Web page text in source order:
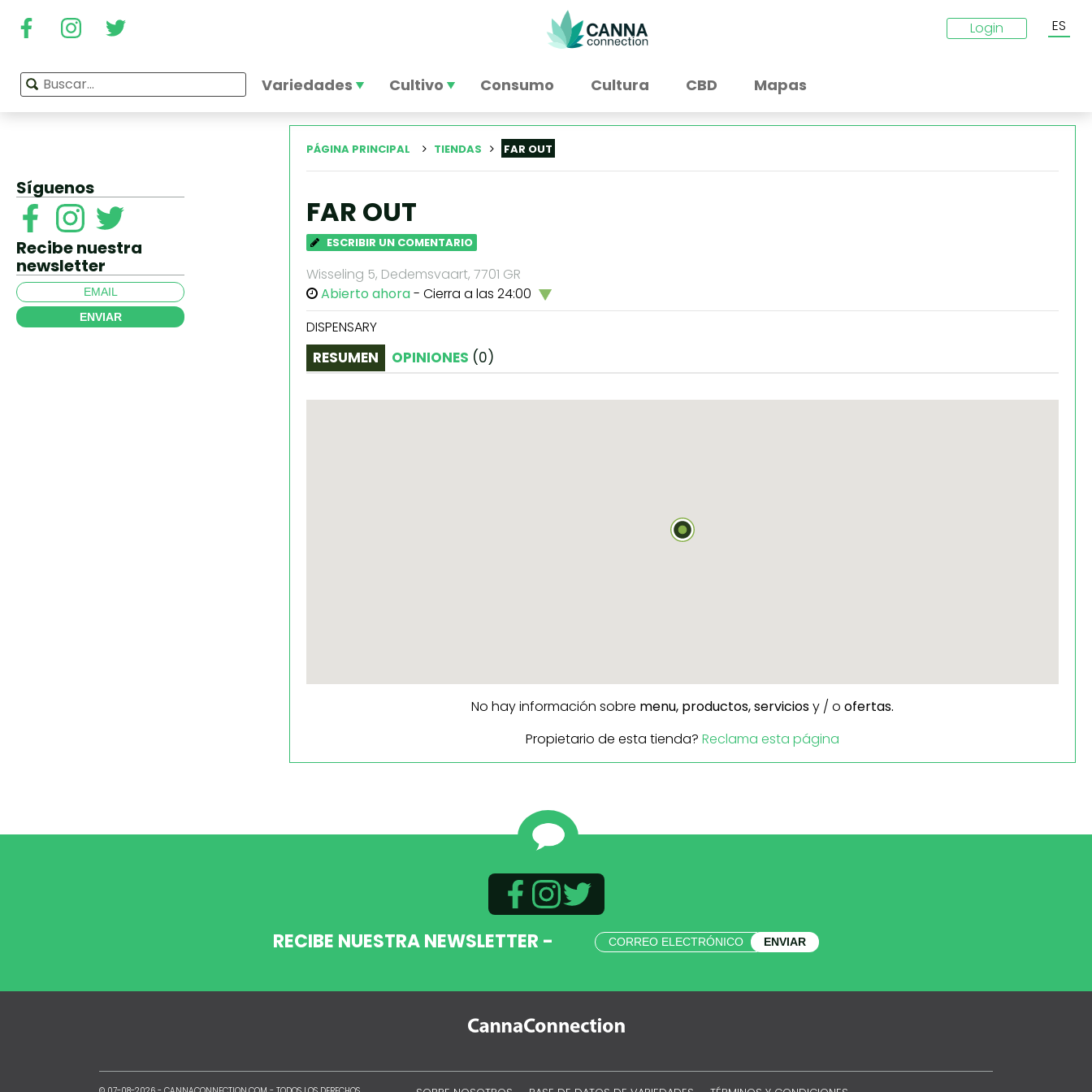
Login ES
Variedades Cultivo Consumo Cultura CBD Mapas
Síguenos
Recibe nuestra
newsletter
ENVIAR
PÁGINA PRINCIPAL TIENDAS FAR OUT
FAR OUT
ESCRIBIR UN COMENTARIO
Wisseling 5, Dedemsvaart, 7701 GR
Abierto ahora- Cierra a las 24:00
DISPENSARY
RESUMEN OPINIONES (0)
No hay información sobre menu, productos,serviciosy / o ofertas.
Propietario de esta tienda? Reclama esta página
RECIBE NUESTRA NEWSLETTER - ENVIAR